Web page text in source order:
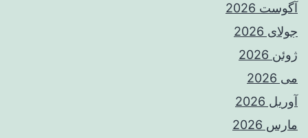
آگوست 2026
جولای 2026
ژوئن 2026
می 2026
آوریل 2026
مارس 2026